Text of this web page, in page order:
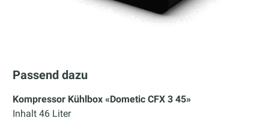
Passend dazu
Kompressor Kühlbox «Dometic CFX 3 45»
Inhalt 46 Liter